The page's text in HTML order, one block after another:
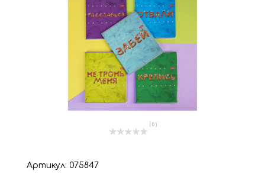
( 0 )
Артикул: 075847